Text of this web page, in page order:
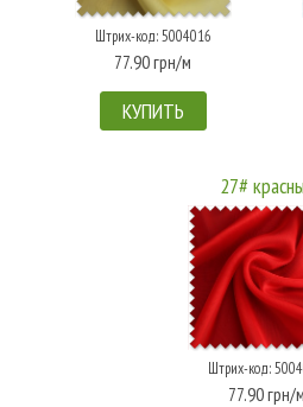
Штрих-код: 5004016
77.90 грн/м
КУПИТЬ
27#
Штрих-код:
77.90 грн/м